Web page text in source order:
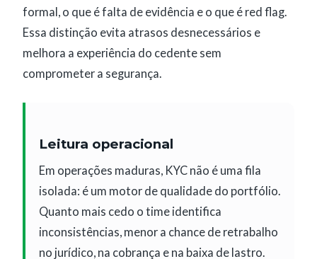
formal, o que é falta de evidência e o que é red flag.
Essa distinção evita atrasos desnecessários e
melhora a experiência do cedente sem
comprometer a segurança.
Leitura operacional
Em operações maduras, KYC não é uma fila
isolada: é um motor de qualidade do portfólio.
Quanto mais cedo o time identifica
inconsistências, menor a chance de retrabalho
no jurídico, na cobrança e na baixa de lastro.